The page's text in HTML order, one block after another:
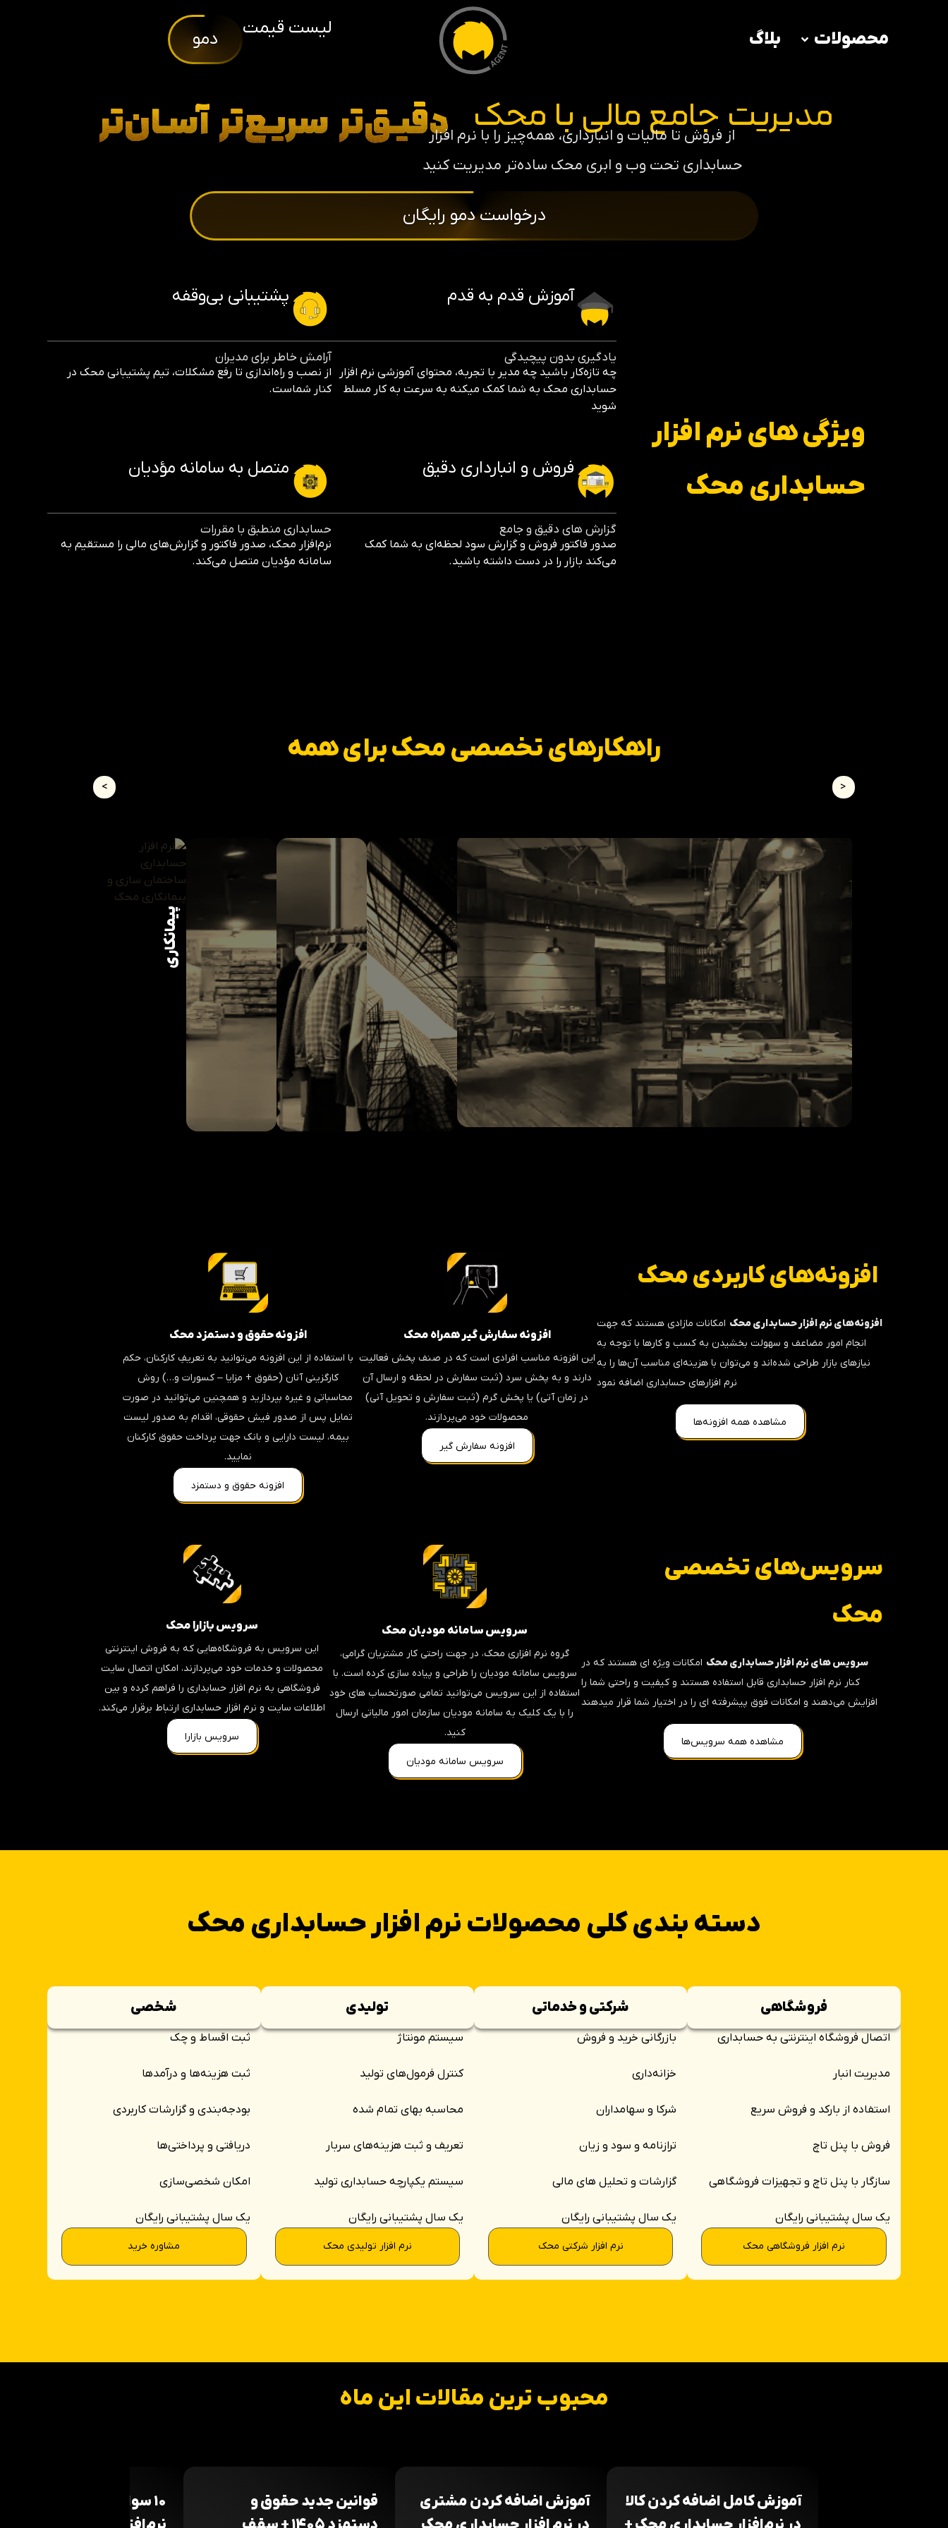
محصولات بلاگ لیست قیمت دمو
مدیریت جامع مالی با محک دقیـق‌ترسریـع‌ترآسـان‌تر
از فروش تا مالیات و انبارداری، همه‌چیز را با نرم افزار
حسابداری تحت وب و ابری محک ساده‌تر مدیریت کنید
درخواست دمو رایگان
ویژگی های نرم افزار
حسابداری محک
آموزش قدم به قدم
یادگیری بدون پیچیدگی
چه تازه‌کار باشید چه مدیر با تجربه، محتوای آموزشی نرم افزار
حسابداری محک به شما کمک میکنه به سرعت به کار مسلط
شوید
پشتیبانی بی‌وقفه
آرامش خاطر برای مدیران
از نصب و راه‌اندازی تا رفع مشکلات، تیم پشتیبانی محک در
کنار شماست.
فروش و انبارداری دقیق
گزارش های دقیق و جامع
صدور فاکتور فروش و گزارش سود لحظه‌ای به شما کمک
می‌کند بازار را در دست داشته باشید.
متصل به سامانه مؤدیان
حسابداری منطبق با مقررات
نرم‌افزار محک، صدور فاکتور و گزارش‌های مالی را مستقیم به
سامانه مؤدیان متصل می‌کند.
راهکار‌های تخصصی محک برای همه
<
>
در یک نگاه
پیمانکاری
افزونه‌های کاربردی محک
افزونه‌های نرم افزار حسابداری محک امکانات مازادی هستند که جهت
انجام امور مضاعف و سهولت بخشیدن به کسب و کارها با توجه به
نیازهای بازار طراحی شده‌اند و می‌توان با هزینه‌ای مناسب آن‌ها را به
نرم افزارهای حسابداری اضافه نمود
مشاهده همه افزونه‌ها
افزونه سفارش‌ گیر همراه محک​
این افزونه مناسب افرادی است که در صنف پخش فعالیت
دارند و به پخش سرد (ثبت سفارش در لحظه و ارسال آن
در زمان آتی) یا پخش گرم (ثبت سفارش و تحویل آنی)
محصولات خود می‌پردازند.
افزونه سفارش گیر
افزونه حقوق و دستمزد محک
با استفاده از این افزونه می‌توانید به تعریفِ کارکنان، حکم
کارگزینی آنان (حقوق + مزایا – کسورات و…) روش
محاسباتی و غیره بپردازید و همچنین می‌توانید در صورت
تمایل پس از صدور فیش حقوقی، اقدام به صدور لیست
بیمه، لیست دارایی و بانک جهت پرداخت حقوق کارکنان
نمایید.
افزونه حقوق و دستمزد
سرویس‌های تخصصی
محک
سرویس های نرم افزار حسابداری محک امکانات ویژه ای هستند که در
کنار نرم افزار حسابداری قابل استفاده هستند و کیفیت و راحتی شما را
افزایش می‌دهند و امکانات فوق پیشرفته ای را در اختیار شما قرار میدهند
مشاهده همه سرویس‌ها
سرویس سامانه مودیان محک
گروه نرم افزاری محک، در جهت راحتی کار مشتریان گرامی،
سرویس سامانه مودیان را طراحی و پیاده سازی کرده است. با
استفاده از این سرویس می‌توانید تمامی صورتحساب های خود
را با یک کلیک به سامانه مودیان سازمان امور مالیاتی ارسال
کنید.
سرویس سامانه مودیان
سرویس بازارا محک
این سرویس به فروشگاه‌هایی که به فروش اینترنتی
محصولات و خدمات خود می‌پردازند، امکان اتصال سایت
فروشگاهی به نرم افزار حسابداری را فراهم کرده و بین
اطلاعات سایت و نرم افزار حسابداری ارتباط برقرار می‌کند.
سرویس بازارا
دسته بندی کلی محصولات نرم افزار حسابداری محک
فروشگاهی
اتصال فروشگاه اینترنتی به حسابداری
مدیریت انبار
استفاده از بارکد و فروش سریع
فروش با پنل تاچ
سازگار با پنل تاچ و تجهیزات فروشگاهی
یک سال پشتیبانی رایگان
نرم افزار فروشگاهی محک
شرکتی و خدماتی
بازرگانی خرید و فروش
خزانه‌داری
شرکا و سهامداران
ترازنامه و سود و زیان
گزارشات و تحلیل های مالی
یک سال پشتیبانی رایگان
نرم افزار شرکتی محک
تولیدی
سیستم مونتاژ
کنترل فرمول‌های تولید
محاسبه بهای تمام شده
تعریف و ثبت هزینه‌های سربار
سیستم یکپارچه حسابداری تولید
یک سال پشتیبانی رایگان
نرم افزار تولیدی محک
شخصی
ثبت اقساط و چک
ثبت هزینه‌ها و درآمدها
بودجه‌بندی و گزارشات کاربردی
دریافتی و پرداختی‌ها
امکان شخصی‌‌سازی
یک سال پشتیبانی رایگان
مشاوره خرید
محبوب ترین مقالات این ماه
آموزش کامل اضافه کردن کالا
آموزش اضافه کردن مشتری
قوانین جدید حقوق و
۱۰ سوال اساسی قبل از